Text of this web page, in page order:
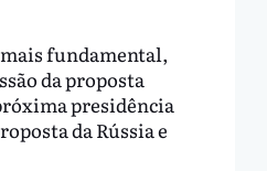
fundamental,
da proposta
presidência
da Rússia e